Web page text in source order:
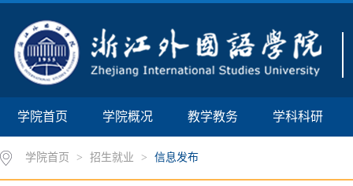
学院首页 学院概况 教学教务 学科科研
学院首页 > 招生就业 > 信息发布